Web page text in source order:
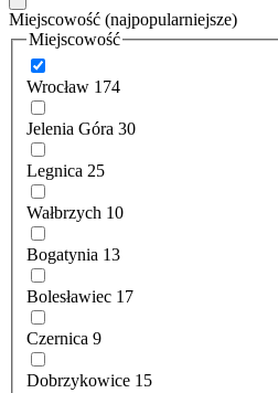
Miejscowość (najpopularniejsze)
Miejscowość
Wrocław 174
Jelenia Góra 30
Legnica 25
Wałbrzych 10
Bogatynia 13
Bolesławiec 17
Czernica 9
Dobrzykowice 15